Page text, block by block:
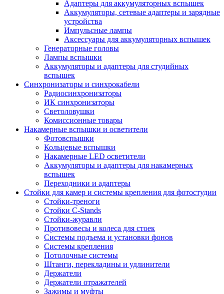
Адаптеры для аккумуляторных вспышек
Аккумуляторы, сетевые адаптеры и зарядные
устройства
Импульсные лампы
Аксессуары для аккумуляторных вспышек
Генераторные головы
Лампы вспышки
Аккумуляторы и адаптеры для студийных
вспышек
Синхронизаторы и синхрокабели
Радиосинхронизаторы
ИК синхронизаторы
Светоловушки
Комиссионные товары
Накамерные вспышки и осветители
Фотовспышки
Кольцевые вспышки
Накамерные LED осветители
Аккумуляторы и адаптеры для накамерных
вспышек
Переходники и адаптеры
Стойки для камер и системы крепления для фотостудии
Стойки-треноги
Стойки C-Stands
Стойки-журавли
Противовесы и колеса для стоек
Системы подъема и установки фонов
Системы крепления
Потолочные системы
Штанги, перекладины и удлинители
Держатели
Держатели отражателей
Зажимы и муфты